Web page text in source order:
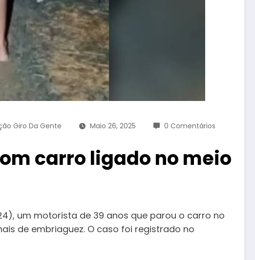
Giro Da Gente Maio 26, 2025 0 Comentários
carro ligado no meio
um motorista de 39 anos que parou o carro no
de embriaguez. O caso foi registrado no